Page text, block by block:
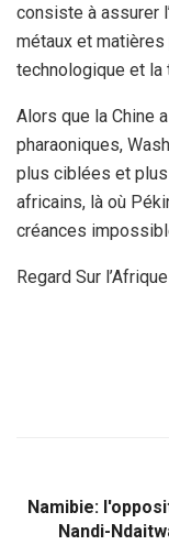
consiste à assurer
métaux et
technologique et la
Alors que la Chine
pharaoniques,
plus ciblées et
africains, là où
créances
Regard Sur
Namibie:
Nandi-